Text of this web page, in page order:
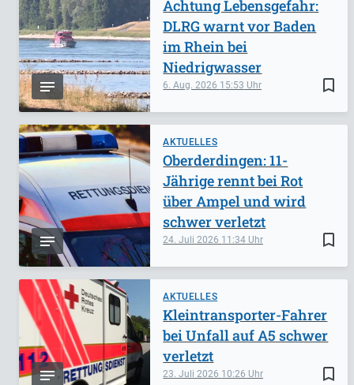
bookmark_border
6. Aug. 2026 15:53
Achtung Lebensgefahr:
DLRG warnt vor Baden
im Rhein bei
Niedrigwasser
AKTUELLES
bookmark_border
24. Juli 2026 11:34
Oberderdingen: 11-
Jährige rennt bei Rot
über Ampel und wird
schwer verletzt
AKTUELLES
bookmark_border
23. Juli 2026 10:26
Kleintransporter-Fahrer
bei Unfall auf A5 schwer
verletzt